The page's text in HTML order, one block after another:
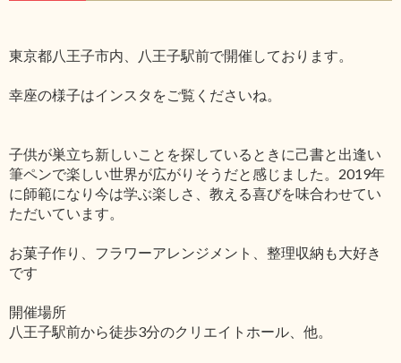
東京都八王子市内、八王子駅前で開催しております。
幸座の様子はインスタをご覧くださいね。
子供が巣立ち新しいことを探しているときに己書と出逢い
筆ペンで楽しい世界が広がりそうだと感じました。2019年
に師範になり今は学ぶ楽しさ、教える喜びを味合わせてい
ただいています。
お菓子作り、フラワーアレンジメント、整理収納も大好き
です
開催場所
八王子駅前から徒歩3分のクリエイトホール、他。